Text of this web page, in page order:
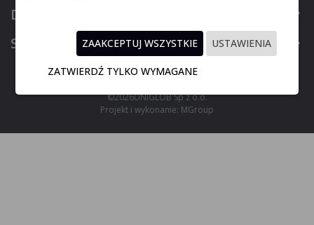
Dane kontaktowe
Social media
©2026UNIGLOB Sp z o.o.
Projekt i wykonanie: MGroup
USTAWIENIA
ZAAKCEPTUJ WSZYSTKIE
ZATWIERDŹ TYLKO WYMAGANE